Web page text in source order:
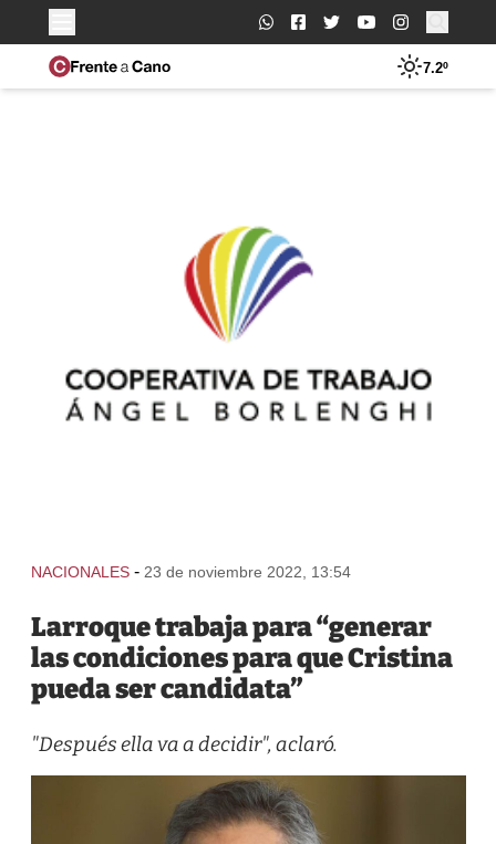
Buscar:
7.2º
NACIONALES - 23 de noviembre 2022, 13:54
Larroque trabaja para “generar
las condiciones para que Cristina
pueda ser candidata”
"Después ella va a decidir", aclaró.